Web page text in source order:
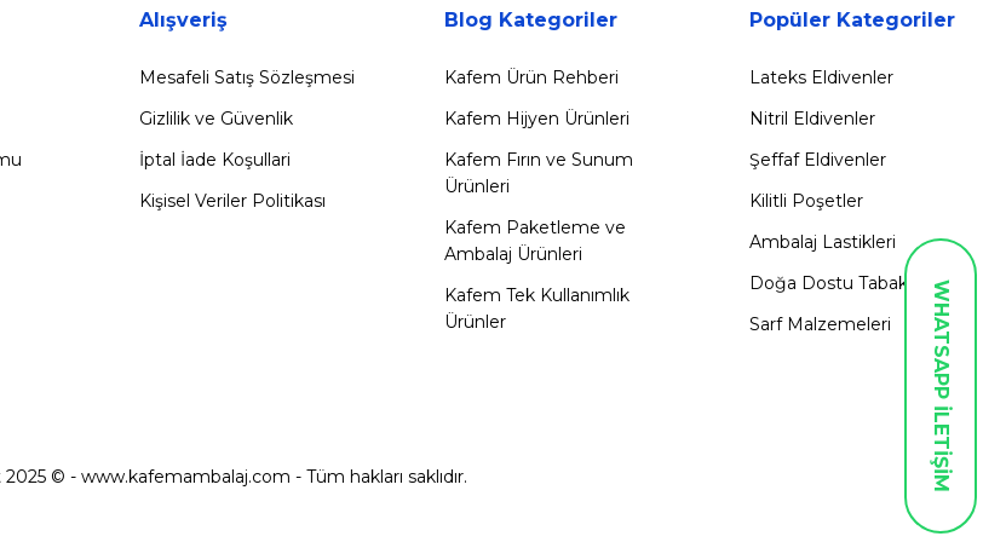
Alışveriş
Mesafeli Satış Sözleşmesi
Gizlilik ve Güvenlik
İptal İade Koşullari
Kişisel Veriler Politikası
Blog Kategoriler
Kafem Ürün Rehberi
Kafem Hijyen Ürünleri
Kafem Fırın ve Sunum
Ürünleri
Kafem Paketleme ve
Ambalaj Ürünleri
Kafem Tek Kullanımlık
Ürünler
Popüler Kategoriler
Lateks Eldivenler
Nitril Eldivenler
Şeffaf Eldivenler
Kilitli Poşetler
Ambalaj Lastikleri
Doğa Dostu Tabaklar
Sarf Malzemeleri
© - www.kafemambalaj.com - Tüm hakları saklıdır. WHATSAPP İLETİŞİM